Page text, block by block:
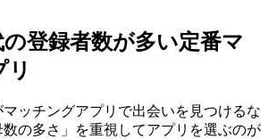
登録者数が多い定番マ
リ
ッチングアプリで出会いを見つけるな
の多さ」を重視してアプリを選ぶのが